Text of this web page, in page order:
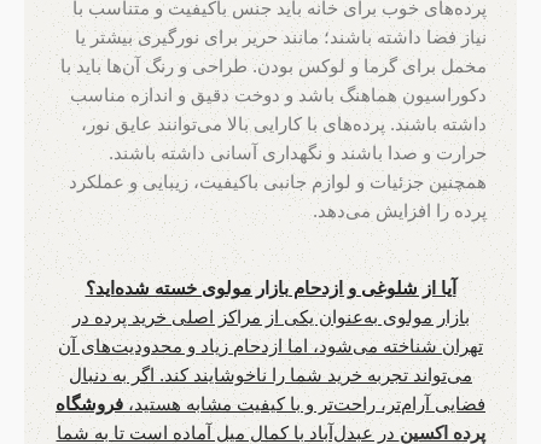
پرده‌های خوب برای خانه باید جنس باکیفیت و متناسب با
نیاز فضا داشته باشند؛ مانند حریر برای نورگیری بیشتر یا
مخمل برای گرما و لوکس بودن. طراحی و رنگ آن‌ها باید با
دکوراسیون هماهنگ باشد و دوخت دقیق و اندازه مناسب
داشته باشند. پرده‌های با کارایی بالا می‌توانند عایق نور،
حرارت و صدا باشند و نگهداری آسانی داشته باشند.
همچنین جزئیات و لوازم جانبی باکیفیت، زیبایی و عملکرد
پرده را افزایش می‌دهد.
آیا از شلوغی و ازدحام بازار مولوی خسته شده‌اید؟
بازار مولوی به‌عنوان یکی از مراکز اصلی خرید پرده در
تهران شناخته می‌شود، اما ازدحام زیاد و محدودیت‌های آن
می‌تواند تجربه خرید شما را ناخوشایند کند. اگر به دنبال
فضایی آرام‌تر، راحت‌تر و با کیفیت مشابه هستید،فروشگاه
پرده اکسین در عبدل‌آباد با کمال میل آماده است تا به شما